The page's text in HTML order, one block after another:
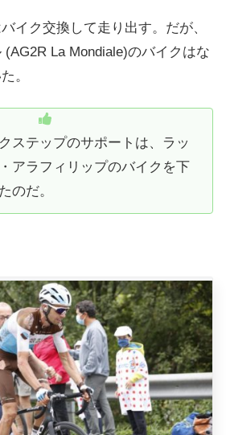
イク交換して走り出す。だが、
(AG2R La Mondiale)のバイクはな
。
ステップのサポートは、ラッ
アラフィリップのバイクを下
のだ。